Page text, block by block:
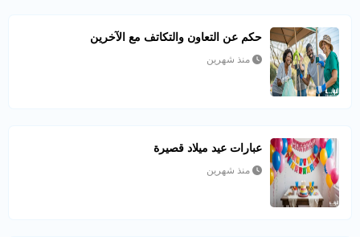
حكم عن التعاون والتكاتف مع الآخرين
منذ شهرين
عبارات عيد ميلاد قصيرة
منذ شهرين